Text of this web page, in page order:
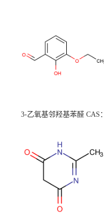
3-乙氧基邻羟基苯醛 CAS：
校可先用后付